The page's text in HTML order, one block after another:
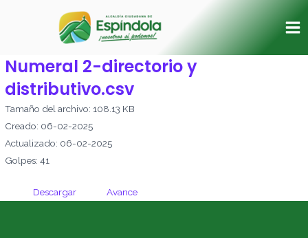
Numeral 2-directorio y
distributivo.csv
Tamaño del archivo: 108.13 KB
Creado: 06-02-2025
Actualizado: 06-02-2025
Golpes: 41
Descargar Avance